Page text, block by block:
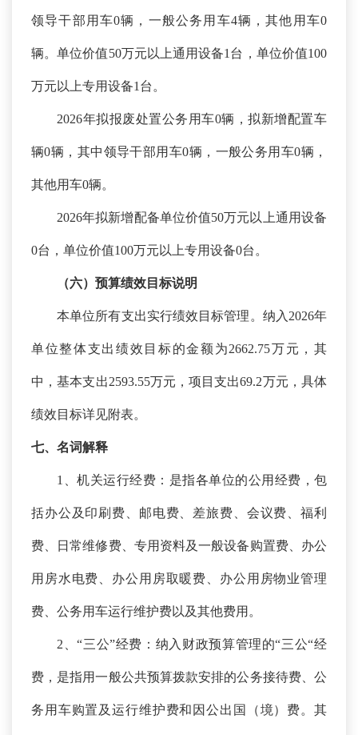
领导干部用车0辆，一般公务用车4辆，其他用车0
辆。单位价值50万元以上通用设备1台，单位价值100
万元以上专用设备1台。
2026年拟报废处置公务用车0辆，拟新增配置车
辆0辆，其中领导干部用车0辆，一般公务用车0辆，
其他用车0辆。
2026年拟新增配备单位价值50万元以上通用设备
0台，单位价值100万元以上专用设备0台。
（六）预算绩效 目标说明
本单位所有支出实行绩效目标管理。纳入 2026年
单位整体支出绩效目标的金额为2662.75万元，其
中，基本支出2593.55万元，项目支出69.2万元，具体
绩效目标详见附表。
七、名词解释
1、机关运行经费：是指各单位的公用经费，包
括办公及印刷费、邮电费、差旅费、会议费、福利
费、日常维修费、专用资料及一般设备购置费、办公
用房水电费、办公用房取暖费、办公用房物业管理
费、公务用车运行维护费以及其他费用。
2、“三公”经费：纳入财政预算管理的“三公“经
费，是指用一般公共预算拨款安排的公务接待费、公
务用车购置及运行维护费和因公出国（境）费。其